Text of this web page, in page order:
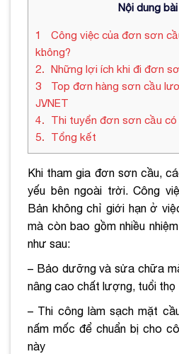
Nội dung
1
Công việc của đơn sơn
không?
2
Những lợi ích khi đi đơn
3
Top đơn hàng sơn cầu
JVNET
4
Thi tuyển đơn sơn cầu có
5
Tổng kết
Khi tham gia đơn sơn cầu,
yếu bên ngoài trời. Công
Bản không chỉ giới hạn ở
mà còn bao gồm nhiều
như sau:
– Bảo dưỡng và sửa chữa
nâng cao chất lượng, tuổi thọ
– Thi công làm sạch mặt
nấm mốc để chuẩn bị cho
này